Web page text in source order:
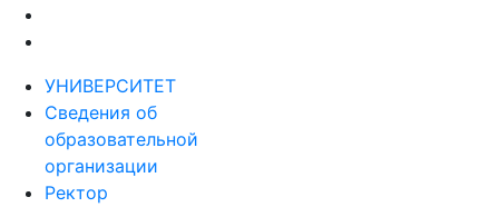
УНИВЕРСИТЕТ
Сведения об
образовательной
организации
Ректор